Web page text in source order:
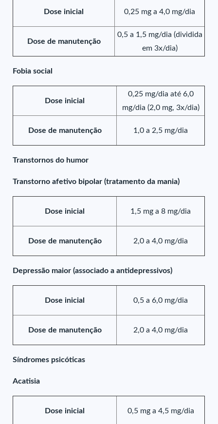
Dose inicial 0,25 mg a 4,0 mg/dia
Dose de manutenção
0,5 a 1,5 mg/dia (dividida
em 3x/dia)
Fobia social
Dose inicial
0,25 mg/dia até 6,0
mg/dia (2,0 mg, 3x/dia)
Dose de manutenção 1,0 a 2,5 mg/dia
Transtornos do humor
Transtorno afetivo bipolar (tratamento da mania)
Dose inicial 1,5 mg a 8 mg/dia
Dose de manutenção 2,0 a 4,0 mg/dia
Depressão maior (associado a antidepressivos)
Dose inicial 0,5 a 6,0 mg/dia
Dose de manutenção 2,0 a 4,0 mg/dia
Síndromes psicóticas
Acatisia
Dose inicial 0,5 mg a 4,5 mg/dia